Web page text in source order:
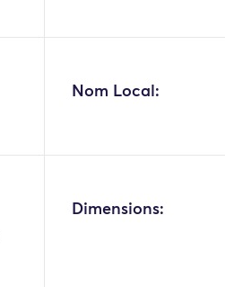
Nom Local:
Dimensions: